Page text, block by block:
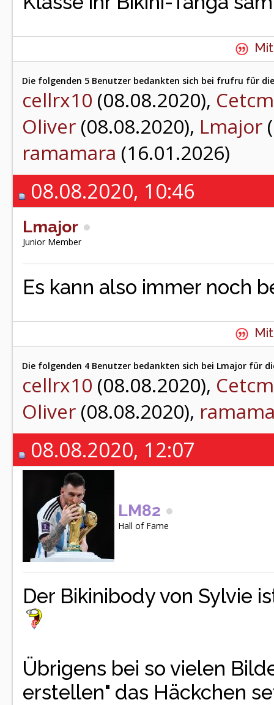
Die folgenden 5 Benutzer bedankten sich bei frufru für
cellrx10 (08.08.2020), Cetcm
Oliver (08.08.2020), Lmajor
ramamara (16.01.2026)
08.08.2020, 10:46
Lmajor
Junior Member
Es kann also immer noch
Die folgenden 4 Benutzer bedankten sich bei Lmajor für
cellrx10 (08.08.2020), Cetcm
Oliver (08.08.2020),
08.08.2020, 12:07
LM82
Hall of Fame
Der Bikinibody von Sylvie
Übrigens bei so vielen
erstellen" das Häckchen